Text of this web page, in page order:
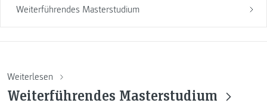
Weiterführendes Masterstudium
Weiterlesen
Weiterführendes Masterstudium